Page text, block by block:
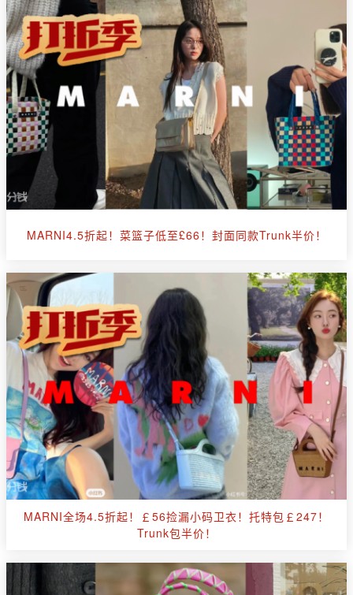
MARNI4.5折起！菜篮子低至£66！封面同款Trunk半价！
MARNI全场4.5折起！￡56捡漏小码卫衣！托特包￡247！
Trunk包半价！